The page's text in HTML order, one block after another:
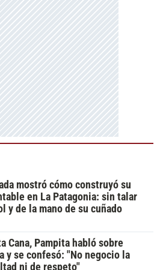
mostró cómo construyó su
en La Patagonia: sin talar
y de la mano de su cuñado
Cana, Pampita habló sobre
y se confesó: "No negocio la
ni de respeto"